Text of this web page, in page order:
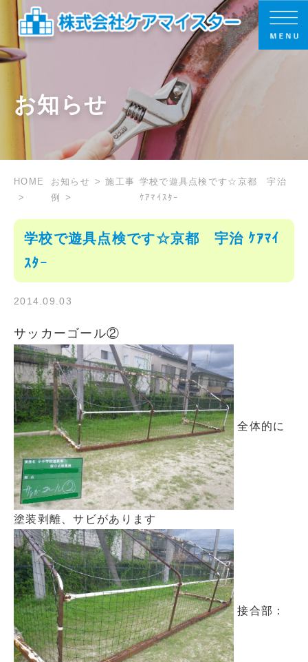
お知らせ
HOME お知らせ
施工事
例
学校で遊具点検です☆京都 宇治
ｹｱﾏｲｽﾀｰ
学校で遊具点検です☆京都 宇治 ｹｱﾏｲ
ｽﾀｰ
2014.09.03
サッカーゴール②
全体的に
塗装剥離、サビがあります
接合部：